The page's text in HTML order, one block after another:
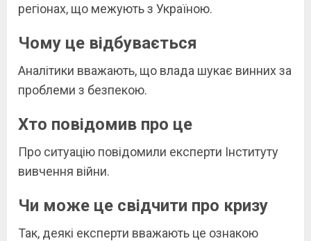
регіонах, що межують з Україною.
Чому це відбувається
Аналітики вважають, що влада шукає винних за
проблеми з безпекою.
Хто повідомив про це
Про ситуацію повідомили експерти Інституту
вивчення війни.
Чи може це свідчити про кризу
Так, деякі експерти вважають це ознакою